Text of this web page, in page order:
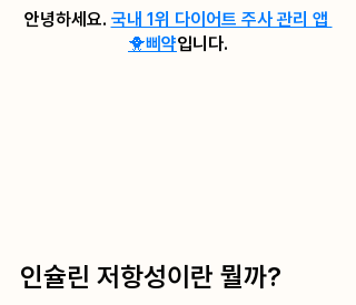
안녕하세요. 국내 1위 다이어트 주사 관리 앱
🐥삐약입니다.
인슐린 저항성이란 뭘까?